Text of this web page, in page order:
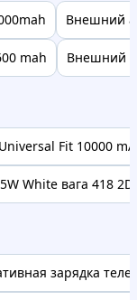
Внешний
mah Внешний
Fit 10000
White вага 418 2D
зарядка